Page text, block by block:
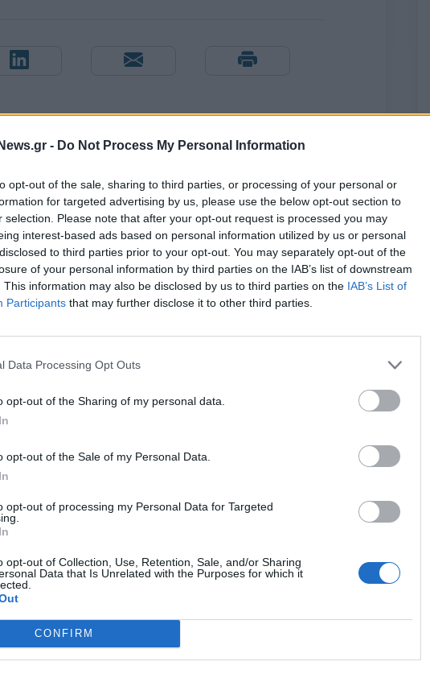
- Do Not Process My Personal Information
opt-out of the sale, sharing to third parties, or processing of your personal or
for targeted advertising by us, please use the below opt-out section to
selection. Please note that after your opt-out request is processed you may
interest-based ads based on personal information utilized by us or personal
to third parties prior to your opt-out. You may separately opt-out of the
of your personal information by third parties on the IAB’s list of downstream
This information may also be disclosed by us to third parties on the IAB’s List of
Participants that may further disclose it to other third parties.
Data Processing Opt Outs
opt-out of the Sharing of my personal data.
opt-out of the Sale of my Personal Data.
opt-out of processing my Personal Data for Targeted
opt-out of Collection, Use, Retention, Sale, and/or Sharing
Data that Is Unrelated with the Purposes for which it
CONFIRM
την Ισπανία (pics)
98,7 εκατ. ευρώ
57% - Τα νέα
Deloitte Ελλάδος: Χρηματοοικονομικός
IAB Hellas: Νέα Διοικούσα Επιτροπή και νέο Διοικητικό Συμβούλιο
- Πρόεδρος ο Γαληνός Γιαγλής
η ευρωπαϊκή
Νέο Audi A2 e-tron με στόχο την κορυφή
Ράσελ Γουέστμπρουκ: Ο θρύλος του NBA που δεν βρίσκει